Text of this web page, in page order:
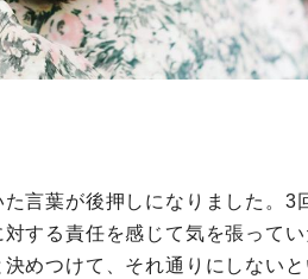
言葉が後押しになりました。3
する責任を感じて気を張って
めつけて、それ通りにしない